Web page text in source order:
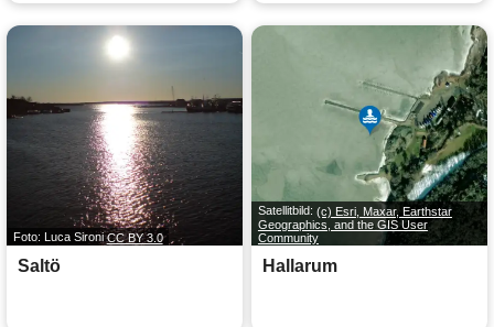
Foto: Luca SironiCC BY 3.0
Saltö
Satellitbild: (c) Esri, Maxar, Earthstar
Geographics, and the GIS User
Community
Hallarum